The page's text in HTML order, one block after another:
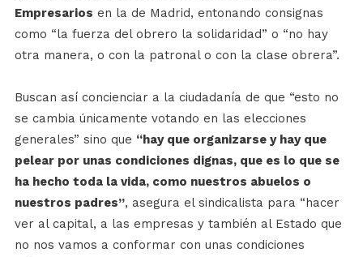
Empresarios en la de Madrid, entonando consignas
como “la fuerza del obrero la solidaridad” o “no hay
otra manera, o con la patronal o con la clase obrera”.
Buscan así concienciar a la ciudadanía de que “esto no
se cambia únicamente votando en las elecciones
generales” sino que “hay que organizarse y hay que
pelear por unas condiciones dignas, que es lo que se
ha hecho toda la vida, como nuestros abuelos o
nuestros padres”, asegura el sindicalista para “hacer
ver al capital, a las empresas y también al Estado que
no nos vamos a conformar con unas condiciones